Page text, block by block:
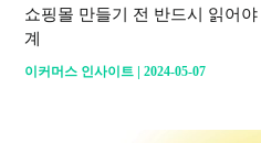
쇼핑몰 만들기 전 반드시 읽어
계
이커머스 인사이트 |2024-05-07